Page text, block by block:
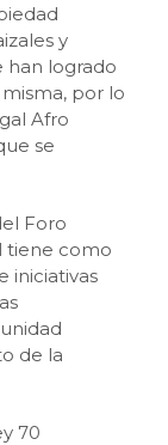
y
han logrado
por lo
Afro
se
Foro
tiene como
iniciativas
de la
70